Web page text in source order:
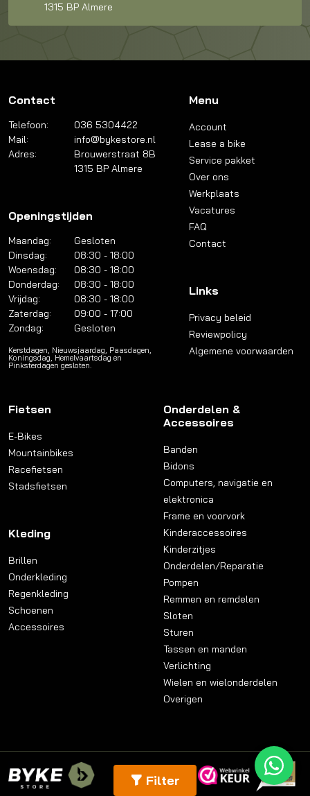
Filter
1315 BP Almere
Contact
Telefoon:
036 5304422
Mail:
info@bykestore.nl
Adres:
Brouwerstraat 8B
1315 BP Almere
Openingstijden
Maandag:
Gesloten
Dinsdag:
08:30 - 18:00
Woensdag:
08:30 - 18:00
Donderdag:
08:30 - 18:00
Vrijdag:
08:30 - 18:00
Zaterdag:
09:00 - 17:00
Zondag:
Gesloten
Kerstdagen, Nieuwsjaardag, Paasdagen,
Koningsdag, Hemelvaartsdag en
Pinksterdagen gesloten.
Menu
Account
Lease a bike
Service pakket
Over ons
Werkplaats
Vacatures
FAQ
Contact
Links
Privacy beleid
Reviewpolicy
Algemene voorwaarden
Fietsen
E-Bikes
Mountainbikes
Racefietsen
Stadsfietsen
Kleding
Brillen
Onderkleding
Regenkleding
Schoenen
Accessoires
Onderdelen &
Accessoires
Banden
Bidons
Computers, navigatie en
elektronica
Frame en voorvork
Kinderaccessoires
Kinderzitjes
Onderdelen/Reparatie
Pompen
Remmen en remdelen
Sloten
Sturen
Tassen en manden
Verlichting
Wielen en wielonderdelen
Overigen